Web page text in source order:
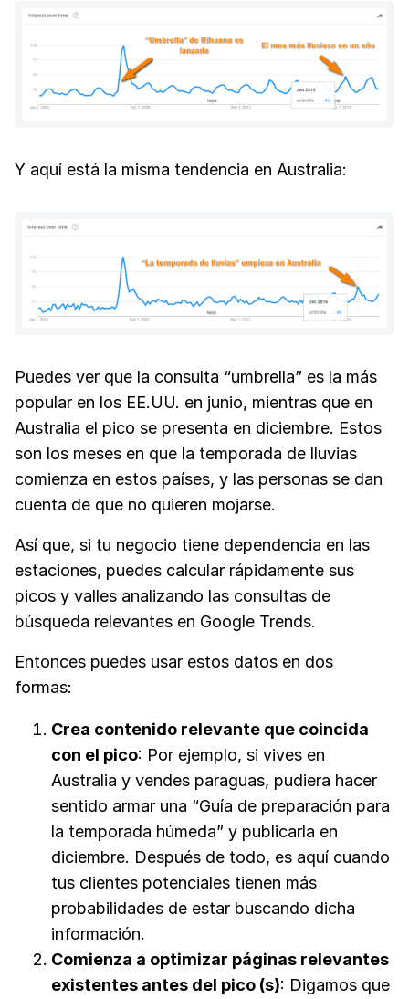
Y aquí está la misma tendencia en Australia:
Puedes ver que la consulta “umbrella” es la más
popular en los EE.UU. en junio, mientras que en
Australia el pico se presenta en diciembre. Estos
son los meses en que la temporada de lluvias
comienza en estos países, y las personas se dan
cuenta de que no quieren mojarse.
Así que, si tu negocio tiene dependencia en las
estaciones, puedes calcular rápidamente sus
picos y valles analizando las consultas de
búsqueda relevantes en Google Trends.
Entonces puedes usar estos datos en dos
formas:
Crea contenido relevante que coincida
con el pico: Por ejemplo, si vives en
Australia y vendes paraguas, pudiera hacer
sentido armar una “Guía de preparación para
la temporada húmeda” y publicarla en
diciembre. Después de todo, es aquí cuando
tus clientes potenciales tienen más
probabilidades de estar buscando dicha
información.
Comienza a optimizar páginas relevantes
existentes antes del pico (s): Digamos que